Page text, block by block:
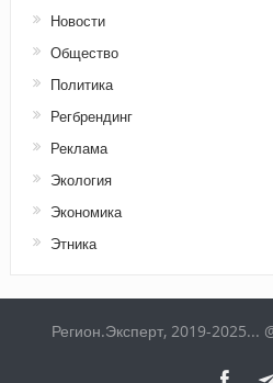
Новости
Общество
Политика
Регбрендинг
Реклама
Экология
Экономика
Этника
Регион.Эксперт, 2019-